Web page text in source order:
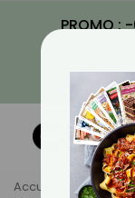
PROMO :
Accueil Actus